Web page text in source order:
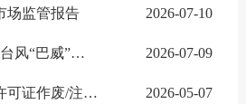
场监管报告 2026-07-10
关于受2026年第9号台风“巴威”影响期间寄递服务消费提示 2026-07-09
关于快递业务经营许可证作废/注销的公告 2026-05-07